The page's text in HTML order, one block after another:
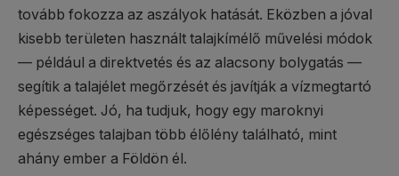
tovább fokozza az aszályok hatását. Eközben a jóval
kisebb területen használt talajkímélő művelési módok
— például a direktvetés és az alacsony bolygatás —
segítik a talajélet megőrzését és javítják a vízmegtartó
képességet. Jó, ha tudjuk, hogy egy maroknyi
egészséges talajban több élőlény található, mint
ahány ember a Földön él.